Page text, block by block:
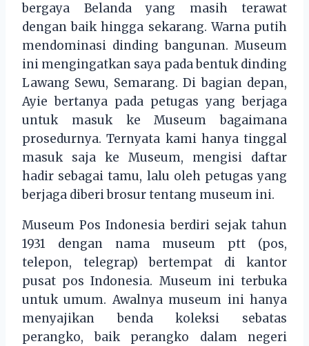
bergaya Belanda yang masih terawat
dengan baik hingga sekarang. Warna putih
mendominasi dinding bangunan. Museum
ini mengingatkan saya pada bentuk dinding
Lawang Sewu, Semarang. Di bagian depan,
Ayie bertanya pada petugas yang berjaga
untuk masuk ke Museum bagaimana
prosedurnya. Ternyata kami hanya tinggal
masuk saja ke Museum, mengisi daftar
hadir sebagai tamu, lalu oleh petugas yang
berjaga diberi brosur tentang museum ini.
Museum Pos Indonesia berdiri sejak tahun
1931 dengan nama museum ptt (pos,
telepon, telegrap) bertempat di kantor
pusat pos Indonesia. Museum ini terbuka
untuk umum. Awalnya museum ini hanya
menyajikan benda koleksi sebatas
perangko, baik perangko dalam negeri